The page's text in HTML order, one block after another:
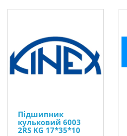
Підшипник
кульковий 6003
2RS KG 17*35*10